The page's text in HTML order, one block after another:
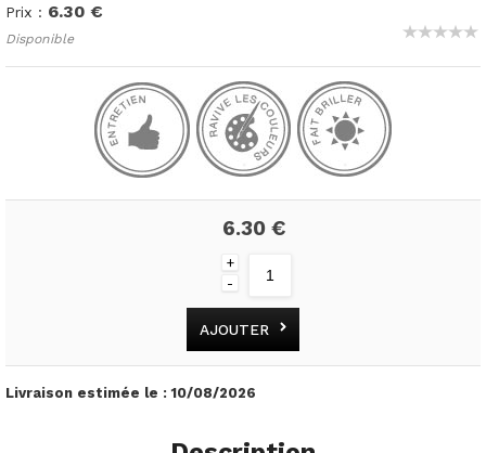
Prix : 6.30 €
Disponible
6.30 €
+
-
AJOUTER
Livraison estimée le :10/08/2026